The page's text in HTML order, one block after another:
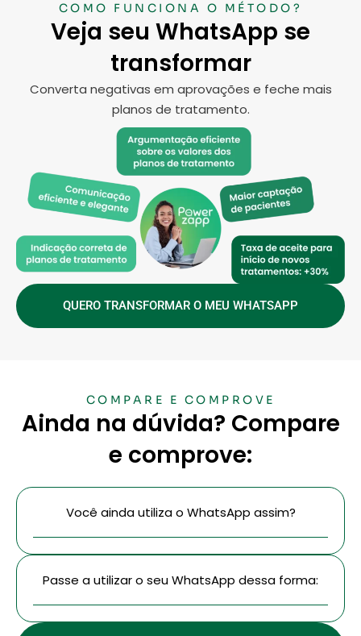
COMO FUNCIONA O MÉTODO?
Veja seu WhatsApp se
transformar
Converta negativas em aprovações e feche mais
planos de tratamento.
QUERO TRANSFORMAR O MEU WHATSAPP
COMPARE E COMPROVE
Ainda na dúvida? Compare
e comprove:
Você ainda utiliza o WhatsApp assim?
Passe a utilizar o seu WhatsApp dessa forma: